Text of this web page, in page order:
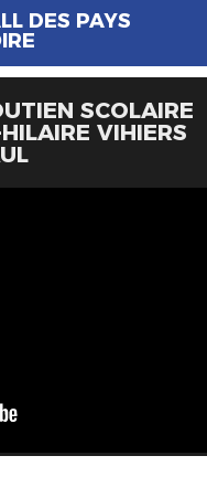
DES PAYS
SCOLAIRE
VIHIERS